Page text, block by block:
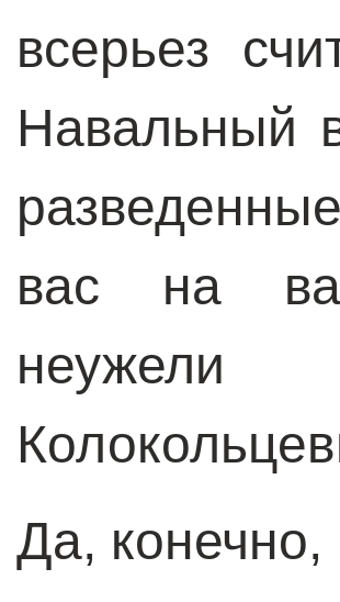
всерьез
Навальный
вас на
Да,